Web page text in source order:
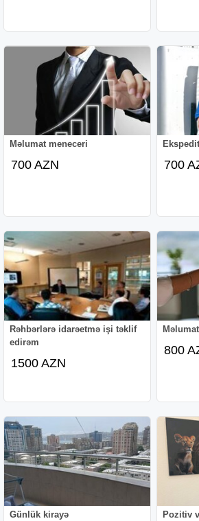
Məlumat meneceri
700 AZN 700
Rəhbərlərə idarəetmə işi təklif
edirəm
1500 AZN
800
Günlük kirayə
Pozitiv